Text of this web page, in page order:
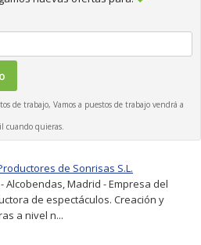
de trabajo, Vamos a puestos de trabajo vendrá a
cuando quieras.
de Sonrisas S.L.
Alcobendas, Madrid - Empresa del
de espectáculos. Creación y
a nivel n...